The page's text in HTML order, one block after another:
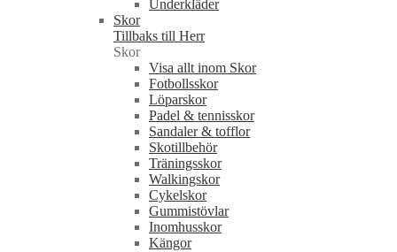
Underkläder
Skor
Tillbaks till Herr
Skor
Visa allt inom Skor
Fotbollsskor
Löparskor
Padel & tennisskor
Sandaler & tofflor
Skotillbehör
Träningsskor
Walkingskor
Cykelskor
Gummistövlar
Inomhusskor
Kängor